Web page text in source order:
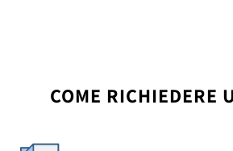
COME RICHIEDERE